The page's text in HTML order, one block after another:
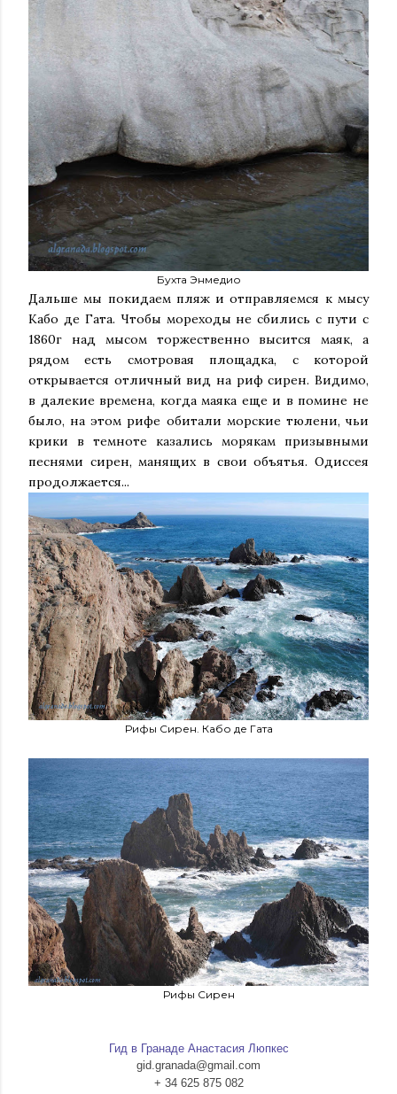
Бухта Энмедио
Дальше мы покидаем пляж и отправляемся к мысу
Кабо де Гата. Чтобы мореходы не сбились с пути с
1860г над мысом торжественно высится маяк, а
рядом есть смотровая площадка, с которой
открывается отличный вид на риф сирен. Видимо,
в далекие времена, когда маяка еще и в помине не
было, на этом рифе обитали морские тюлени, чьи
крики в темноте казались морякам призывными
песнями сирен, манящих в свои объятья. Одиссея
продолжается...
Рифы Сирен. Кабо де Гата
Рифы Сирен
Гид в Гранаде Анастасия Люпкес
gid.granada@gmail.com
+ 34 625 875 082